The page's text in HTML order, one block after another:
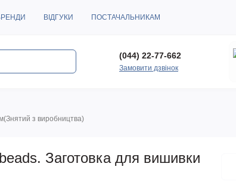
ВІДГУКИ ПОСТАЧАЛЬНИКАМ
(044) 22-77-662
Замовити дзвінок
з виробництва)
Заготовка для вишивки